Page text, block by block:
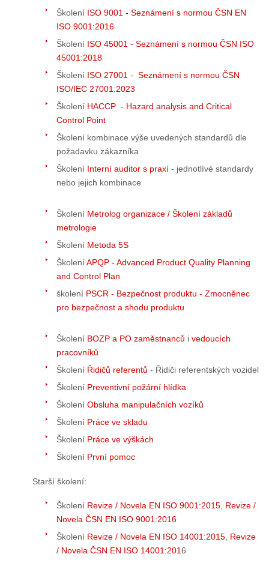
Školení ISO 9001 - Seznámení s normou ČSN EN
ISO 9001:2016
Školení ISO 45001 - Seznámení s normou ČSN ISO
45001:2018
Školení ISO 27001 - Seznámení s normou ČSN
ISO/IEC 27001:2023
Školení HACCP - Hazard analysis and Critical
Control Point
Školení kombinace výše uvedených standardů dle
požadavku zákazníka
Školení Interní auditor s praxí- jednotlívé standardy
nebo jejich kombinace
Školení Metrolog organizace / Školení základů
metrologie
Školení Metoda 5S
ŠkoleníAPQP - Advanced Product Quality Planning
and Control Plan
školení PSCR - Bezpečnost produktu - Zmocněnec
pro bezpečnost a shodu produktu
Školení BOZP a PO zaměstnanců i vedoucích
pracovníků
ŠkoleníŘidičů referentů - Řidiči referentských vozidel
Školení Preventivní požární hlídka
Školení Obsluha manipulačních vozíků
Školení Práce ve skladu
Školení Práce ve výškách
Školení První pomoc
Starší školení:
Školení Revize / Novela EN ISO 9001:2015, Revize /
Novela ČSN EN ISO 9001:2016
Školení Revize / Novela EN ISO 14001:2015, Revize
/ Novela ČSN EN ISO 14001:2016